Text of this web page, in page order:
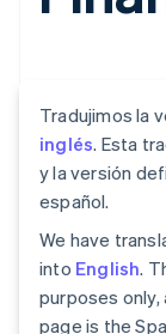
Tradujimos la
inglés. Esta
y la versión
español.
We have
into English.
purposes
page is the